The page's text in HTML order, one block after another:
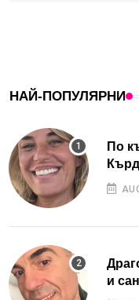
НАЙ-ПОПУЛЯРНИ
По
и